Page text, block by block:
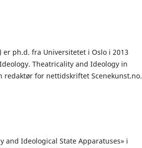
er ph.d. fra Universitetet i Oslo i 2013
Theatricality and Ideology in
redaktør for nettidskriftet Scenekunst.no.
and Ideological State Apparatuses» i